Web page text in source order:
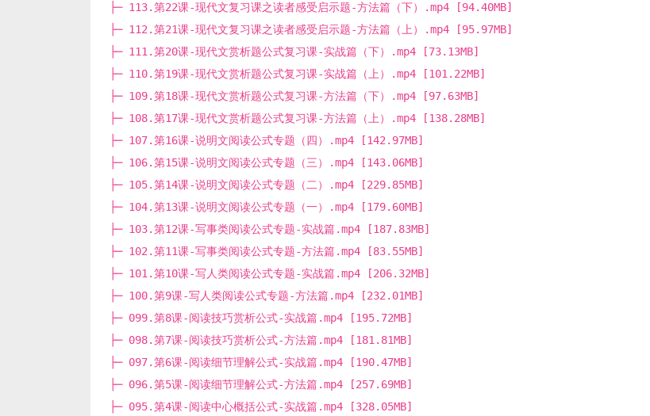
├─ 113.第22课-现代文复习课之读者感受启示题-方法篇（下）.mp4 [94.40MB]
├─ 112.第21课-现代文复习课之读者感受启示题-方法篇（上）.mp4 [95.97MB]
├─ 111.第20课-现代文赏析题公式复习课-实战篇（下）.mp4 [73.13MB]
├─ 110.第19课-现代文赏析题公式复习课-实战篇（上）.mp4 [101.22MB]
├─ 109.第18课-现代文赏析题公式复习课-方法篇（下）.mp4 [97.63MB]
├─ 108.第17课-现代文赏析题公式复习课-方法篇（上）.mp4 [138.28MB]
├─ 107.第16课-说明文阅读公式专题（四）.mp4 [142.97MB]
├─ 106.第15课-说明文阅读公式专题（三）.mp4 [143.06MB]
├─ 105.第14课-说明文阅读公式专题（二）.mp4 [229.85MB]
├─ 104.第13课-说明文阅读公式专题（一）.mp4 [179.60MB]
├─ 103.第12课-写事类阅读公式专题-实战篇.mp4 [187.83MB]
├─ 102.第11课-写事类阅读公式专题-方法篇.mp4 [83.55MB]
├─ 101.第10课-写人类阅读公式专题-实战篇.mp4 [206.32MB]
├─ 100.第9课-写人类阅读公式专题-方法篇.mp4 [232.01MB]
├─ 099.第8课-阅读技巧赏析公式-实战篇.mp4 [195.72MB]
├─ 098.第7课-阅读技巧赏析公式-方法篇.mp4 [181.81MB]
├─ 097.第6课-阅读细节理解公式-实战篇.mp4 [190.47MB]
├─ 096.第5课-阅读细节理解公式-方法篇.mp4 [257.69MB]
├─ 095.第4课-阅读中心概括公式-实战篇.mp4 [328.05MB]